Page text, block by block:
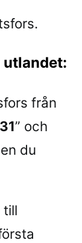
utlandet:
från
” och
du
till